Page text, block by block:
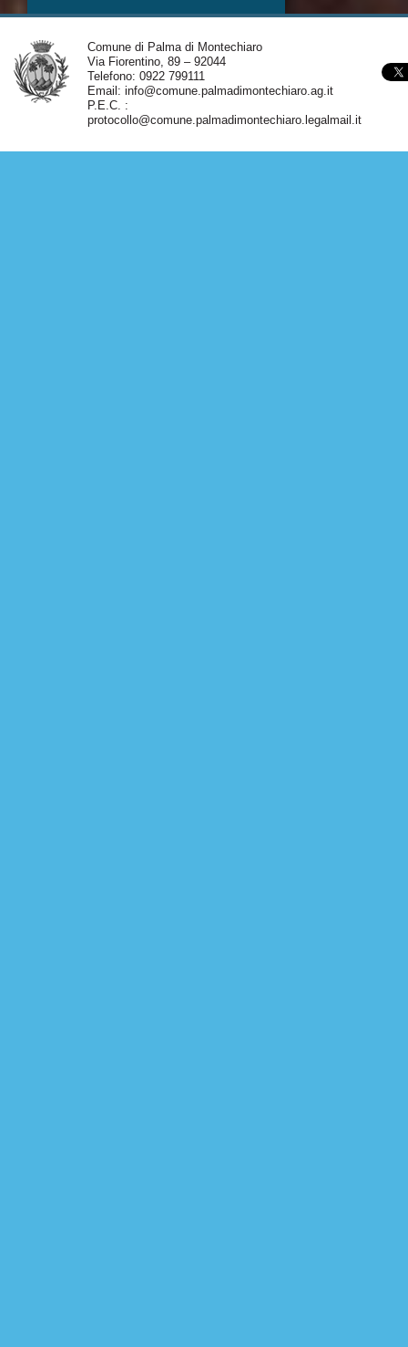
Comune di Palma di Montechiaro
Via Fiorentino, 89 – 92044
Telefono: 0922 799111
Email: info@comune.palmadimontechiaro.ag.it
P.E.C. :
protocollo@comune.palmadimontechiaro.legalmail.it